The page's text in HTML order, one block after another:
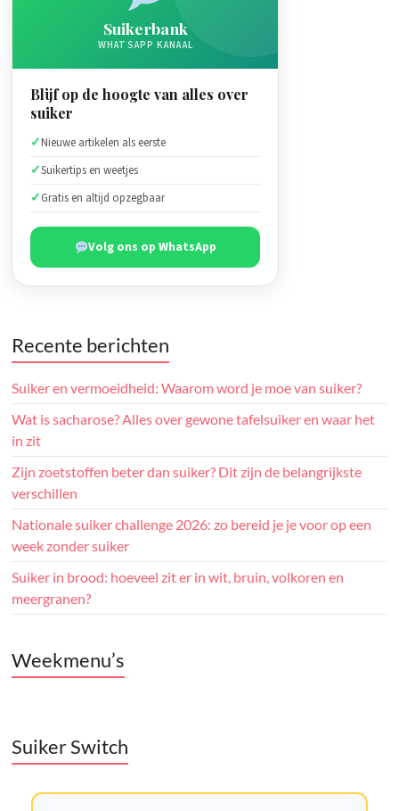
Suikerbank
WHATSAPP KANAAL
Blijf op de hoogte van alles over
suiker
Nieuwe artikelen als eerste
Suikertips en weetjes
Gratis en altijd opzegbaar
Volg ons op WhatsApp
Recente berichten
Suiker en vermoeidheid: Waarom word je moe van suiker?
Wat is sacharose? Alles over gewone tafelsuiker en waar het
in zit
Zijn zoetstoffen beter dan suiker? Dit zijn de belangrijkste
verschillen
Nationale suiker challenge 2026: zo bereid je je voor op een
week zonder suiker
Suiker in brood: hoeveel zit er in wit, bruin, volkoren en
meergranen?
Weekmenu’s
Suiker Switch